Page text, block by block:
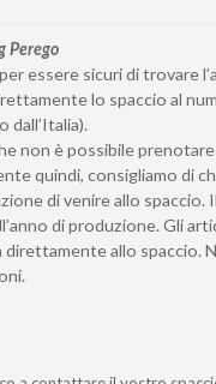
Perego
essere sicuri di trovare
lo spaccio al
dall’Italia).
non è possibile
quindi, consigliamo di
di venire allo spaccio.
di produzione. Gli
direttamente allo spaccio.